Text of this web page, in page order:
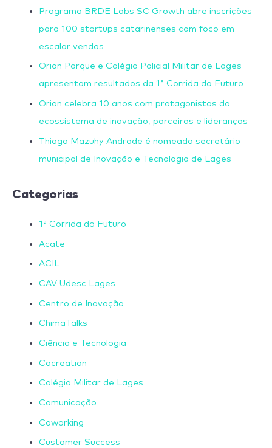
Programa BRDE Labs SC Growth abre inscrições
para 100 startups catarinenses com foco em
escalar vendas
Orion Parque e Colégio Policial Militar de Lages
apresentam resultados da 1ª Corrida do Futuro
Orion celebra 10 anos com protagonistas do
ecossistema de inovação, parceiros e lideranças
Thiago Mazuhy Andrade é nomeado secretário
municipal de Inovação e Tecnologia de Lages
Categorias
1ª Corrida do Futuro
Acate
ACIL
CAV Udesc Lages
Centro de Inovação
ChimaTalks
Ciência e Tecnologia
Cocreation
Colégio Militar de Lages
Comunicação
Coworking
Customer Success